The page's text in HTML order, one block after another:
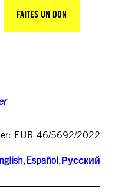
FAITES UN DON
EUR 46/5692/2022
,Español,Русский